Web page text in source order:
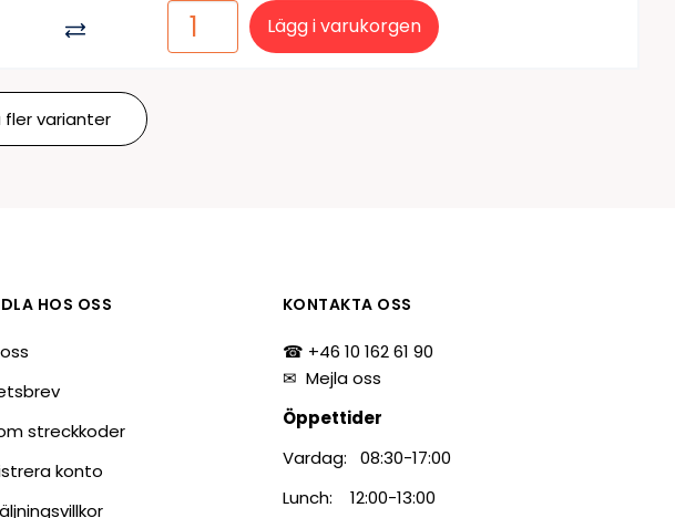
Lägg i varukorgen
fler varianter
HOS OSS
streckkoder
konto
KONTAKTA OSS
☎ +46 10 162 61 90
✉ Mejla oss
Öppettider
Vardag: 08:30-17:00
Lunch: 12:00-13:00